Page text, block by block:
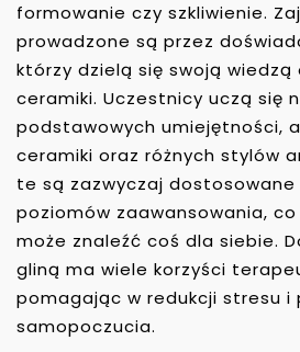
formowanie czy szkliwienie.
prowadzone są przez
którzy dzielą się swoją wiedzą
ceramiki. Uczestnicy uczą się
podstawowych umiejętności,
ceramiki oraz różnych stylów
te są zazwyczaj dostosowane
poziomów zaawansowania,
może znaleźć coś dla siebie.
gliną ma wiele korzyści
pomagając w redukcji stresu i
samopoczucia.